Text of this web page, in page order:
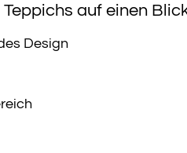
auf einen
Design